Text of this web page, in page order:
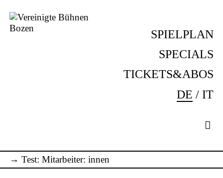
Skip
SPIELPLAN
SPECIALS
TICKETS&ABOS
DE
IT
→Test: Mitarbeiter: innen